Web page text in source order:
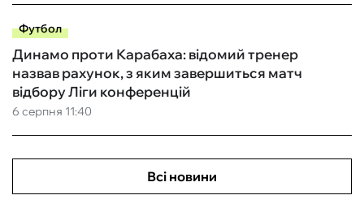
Футбол
6 серпня 11:40
Динамо проти Карабаха: відомий тренер
назвав рахунок, з яким завершиться матч
відбору Ліги конференцій
Всі новини